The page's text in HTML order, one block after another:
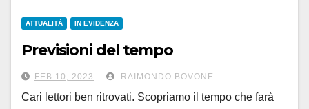
ATTUALITÀ IN EVIDENZA
Previsioni del tempo
FEB 10, 2023 RAIMONDO BOVONE
Cari lettori ben ritrovati. Scopriamo il tempo che farà